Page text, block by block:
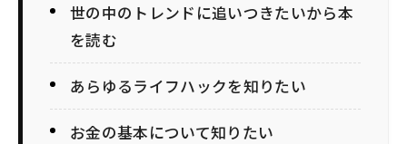
世の中のトレンドに追いつきたいから本
を読む
あらゆるライフハックを知りたい
お金の基本について知りたい